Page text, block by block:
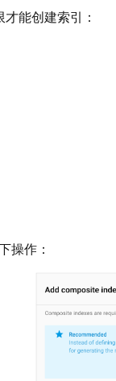
能创建索引：
操作：